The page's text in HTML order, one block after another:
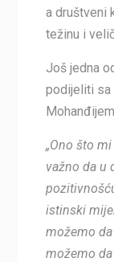
a društveni
težinu i
Još jedna
podijeliti sa
„Ono što
važno da u
istinski
možemo
možemo